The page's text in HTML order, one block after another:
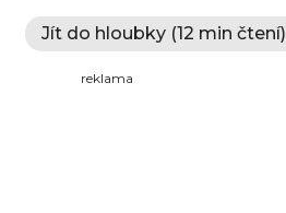
Jít do hloubky (12 min čtení)
reklama